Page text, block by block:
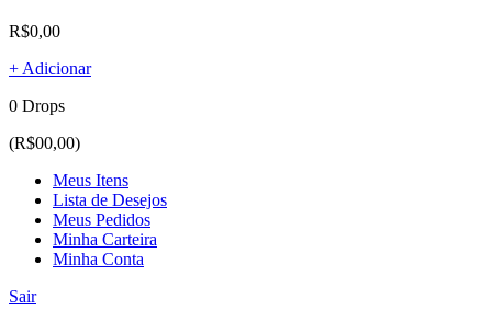
R$0,00
+ Adicionar
0 Drops
(R$00,00)
Meus Itens
Lista de Desejos
Meus Pedidos
Minha Carteira
Minha Conta
Sair